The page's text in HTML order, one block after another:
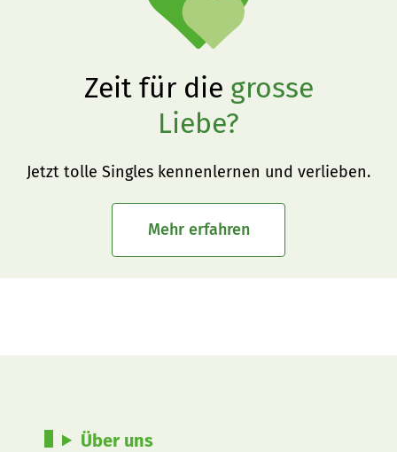
Zeit für die grosse
Liebe?
Jetzt tolle Singles kennenlernen und verlieben.
Mehr erfahren
Über uns